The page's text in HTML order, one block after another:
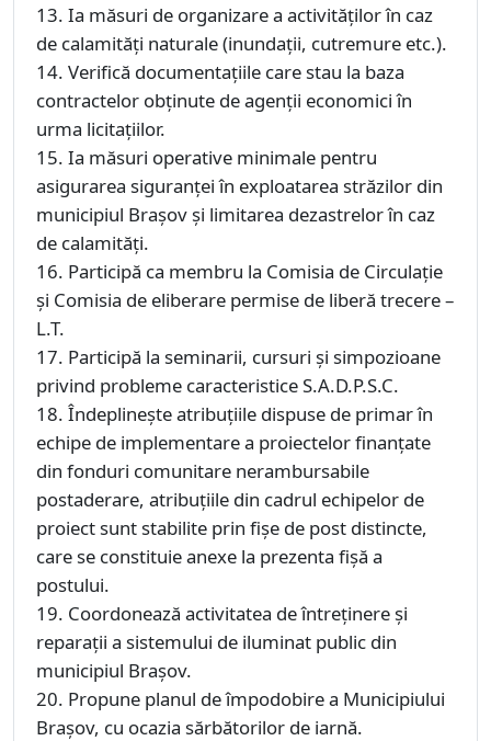
13. Ia măsuri de organizare a activităţilor în caz
de calamităţi naturale (inundaţii, cutremure etc.).
14. Verifică documentaţiile care stau la baza
contractelor obţinute de agenţii economici în
urma licitaţiilor.
15. Ia măsuri operative minimale pentru
asigurarea siguranţei în exploatarea străzilor din
municipiul Braşov şi limitarea dezastrelor în caz
de calamităţi.
16. Participă ca membru la Comisia de Circulaţie
și Comisia de eliberare permise de liberă trecere –
L.T.
17. Participă la seminarii, cursuri şi simpozioane
privind probleme caracteristice S.A.D.P.S.C.
18. Îndeplineşte atribuţiile dispuse de primar în
echipe de implementare a proiectelor finanţate
din fonduri comunitare nerambursabile
postaderare, atribuţiile din cadrul echipelor de
proiect sunt stabilite prin fişe de post distincte,
care se constituie anexe la prezenta fişă a
postului.
19. Coordonează activitatea de întreţinere şi
reparaţii a sistemului de iluminat public din
municipiul Braşov.
20. Propune planul de împodobire a Municipiului
Braşov, cu ocazia sărbătorilor de iarnă.